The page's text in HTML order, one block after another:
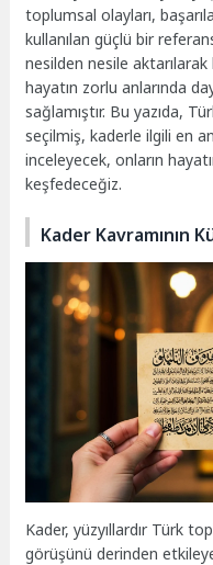
toplumsal olayları,
kullanılan güçlü bir
nesilden nesile
hayatın zorlu anlarında
sağlamıştır. Bu yazıda,
seçilmiş, kaderle ilgili en
inceleyecek, onların
keşfedeceğiz.
Kader Kavramının
Kader, yüzyıllardır Türk
görüşünü derinden